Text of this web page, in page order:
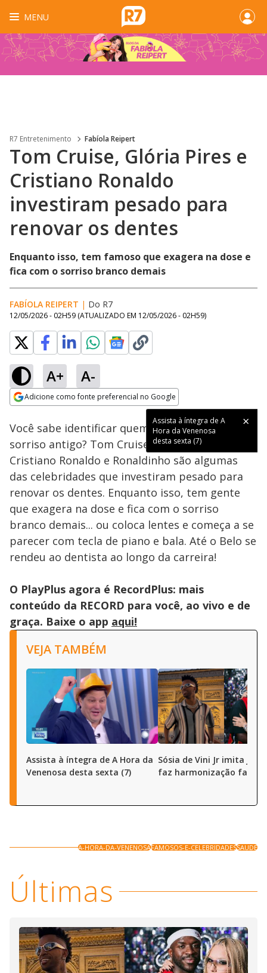
MENU
R7 Entretenimento Fabíola Reipert
Tom Cruise, Glória Pires e
Cristiano Ronaldo
investiram pesado para
renovar os dentes
Enquanto isso, tem famoso que exagera na dose e
fica com o sorriso branco demais
FABÍOLA REIPERT | Do R7
12/05/2026 - 02H59 (ATUALIZADO EM 12/05/2026 - 02H59)
A+ A-
Adicione como fonte preferencial no Google
Assista à íntegra de A
Hora da Venenosa
desta sexta (7)
Ativar
Loaded
24.65%
Você sabe identificar quem é o famoso só pelo
sorriso antigo? Tom Cruise, Glória Pires,
Cristiano Ronaldo e Ronaldinho são algumas
das celebridades que investiram pesado para
renovar os dentes. Enquanto isso, tem gente
que exagera na dose e fica com o sorriso
branco demais... ou coloca lentes e começa a se
parecer com tecla de piano e bala. Até o Belo se
rendeu ao dentista ao longo da carreira!
O PlayPlus agora é RecordPlus: mais
conteúdo da RECORD para você, ao vivo e de
graça. Baixe o app aqui!
VEJA TAMBÉM
Assista à íntegra de A Hora da
Venenosa desta sexta (7)
Sósia de Vini Jr imita
faz harmonização facial
A-HORA-DA-VENENOSAFAMOSOS-E-CELEBRIDADESSAUDE
Últimas